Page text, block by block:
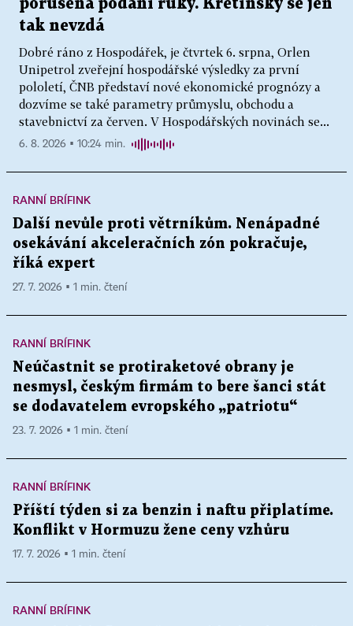
porušená podání ruky. Křetínský se jen
tak nevzdá
Dobré ráno z Hospodářek, je čtvrtek 6. srpna, Orlen
Unipetrol zveřejní hospodářské výsledky za první
pololetí, ČNB představí nové ekonomické prognózy a
dozvíme se také parametry průmyslu, obchodu a
stavebnictví za červen. V Hospodářských novinách se...
6. 8. 2026 ▪ 10:24 min.
RANNÍ BRÍFINK
Další nevůle proti větrníkům. Nenápadné
osekávání akceleračních zón pokračuje,
říká expert
27. 7. 2026 ▪ 1 min. čtení
RANNÍ BRÍFINK
Neúčastnit se protiraketové obrany je
nesmysl, českým firmám to bere šanci stát
se dodavatelem evropského „patriotu“
23. 7. 2026 ▪ 1 min. čtení
RANNÍ BRÍFINK
Příští týden si za benzin i naftu připlatíme.
Konflikt v Hormuzu žene ceny vzhůru
17. 7. 2026 ▪ 1 min. čtení
RANNÍ BRÍFINK